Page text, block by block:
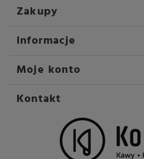
Zakupy
Informacje
Moje konto
Kontakt